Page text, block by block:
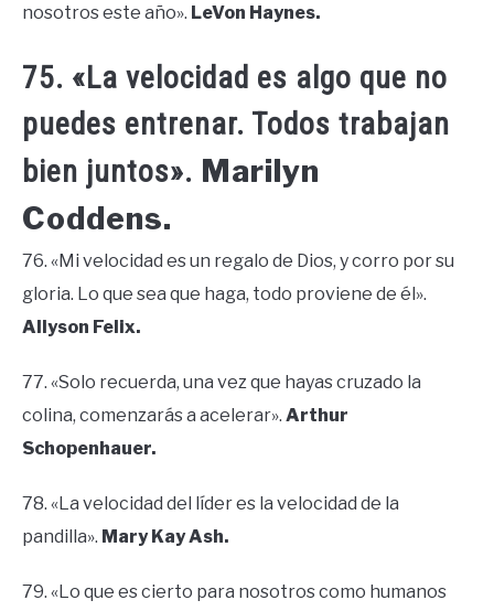
nosotros este año». LeVon Haynes.
75. «La velocidad es algo que no
puedes entrenar. Todos trabajan
bien juntos». Marilyn
Coddens.
76. «Mi velocidad es un regalo de Dios, y corro por su
gloria. Lo que sea que haga, todo proviene de él».
Allyson Felix.
77. «Solo recuerda, una vez que hayas cruzado la
colina, comenzarás a acelerar». Arthur
Schopenhauer.
78. «La velocidad del líder es la velocidad de la
pandilla». Mary Kay Ash.
79. «Lo que es cierto para nosotros como humanos